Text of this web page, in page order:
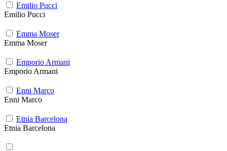
Emilio Pucci
Emilio Pucci
Emma Moser
Emma Moser
Emporio Armani
Emporio Armani
Enni Marco
Enni Marco
Etnia Barcelona
Etnia Barcelona